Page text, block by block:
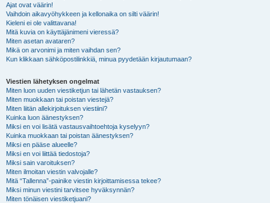
Ajat ovat väärin!
Vaihdoin aikavyöhykkeen ja kellonaika on silti väärin!
Kieleni ei ole valittavana!
Mitä kuvia on käyttäjänimeni vieressä?
Miten asetan avataren?
Mikä on arvonimi ja miten vaihdan sen?
Kun klikkaan sähköpostilinkkiä, minua pyydetään kirjautumaan?
Viestien lähetyksen ongelmat
Miten luon uuden viestiketjun tai lähetän vastauksen?
Miten muokkaan tai poistan viestejä?
Miten liitän allekirjoituksen viestiini?
Kuinka luon äänestyksen?
Miksi en voi lisätä vastausvaihtoehtoja kyselyyn?
Kuinka muokkaan tai poistan äänestyksen?
Miksi en pääse alueelle?
Miksi en voi liittää tiedostoja?
Miksi sain varoituksen?
Miten ilmoitan viestin valvojalle?
Mitä “Tallenna”-painike viestin kirjoittamisessa tekee?
Miksi minun viestini tarvitsee hyväksynnän?
Miten tönäisen viestiketjuani?